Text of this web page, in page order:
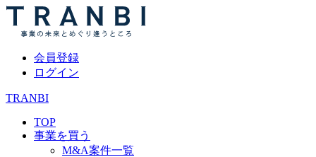
会員登録
ログイン
TRANBI
TOP
事業を買う
M&A案件一覧